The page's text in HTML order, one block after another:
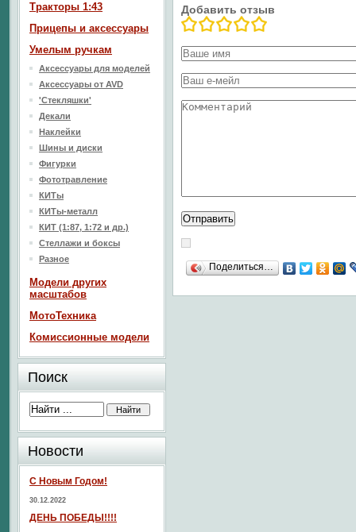
Добавить отзыв
Поделиться…
Тракторы 1:43
Прицепы и аксессуары
Умелым ручкам
Аксессуары для моделей
Аксессуары от AVD
'Стекляшки'
Декали
Наклейки
Шины и диски
Фигурки
Фототравление
КИТы
КИТы-металл
КИТ (1:87, 1:72 и др.)
Стеллажи и боксы
Разное
Модели других
масштабов
МотоТехника
Комиссионные модели
Поиск
Новости
С Новым Годом!
30.12.2022
ДЕНЬ ПОБЕДЫ!!!!